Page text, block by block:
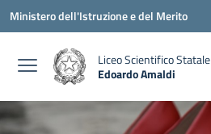
Vai ai contenuti
Vai al menu di navigazione
Vai al footer
Ministero dell'Istruzione e del Merito
Liceo Scientifico Statale
Edoardo Amaldi